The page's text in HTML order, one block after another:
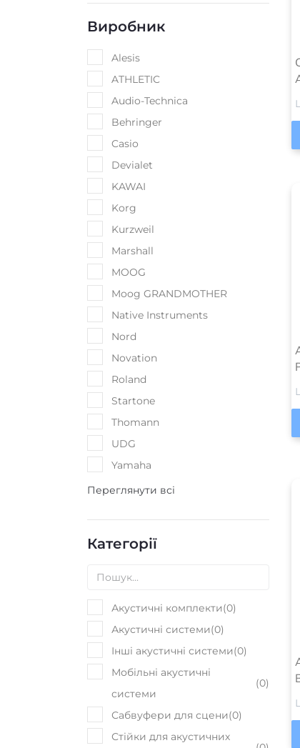
Виробник
Devialet
Категорії
Інші акустичні системи
Мобільні акустичні
Переглянути всі